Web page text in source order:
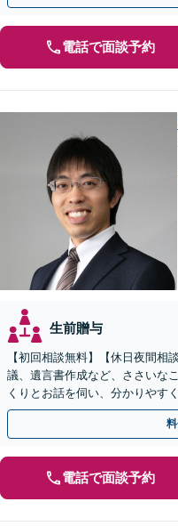
電話で面談予約
生前贈与
【初回相談無料】【休日夜間相
議、遺言書作成など、ささいな
くりとお話を伺い、分かりやす
方の利益を最大化するために尽
電話で面談予約